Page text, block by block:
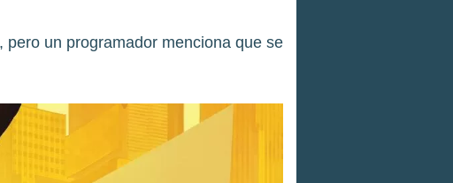
un programador menciona que se